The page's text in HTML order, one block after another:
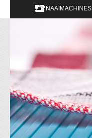
NAAIMACHINES